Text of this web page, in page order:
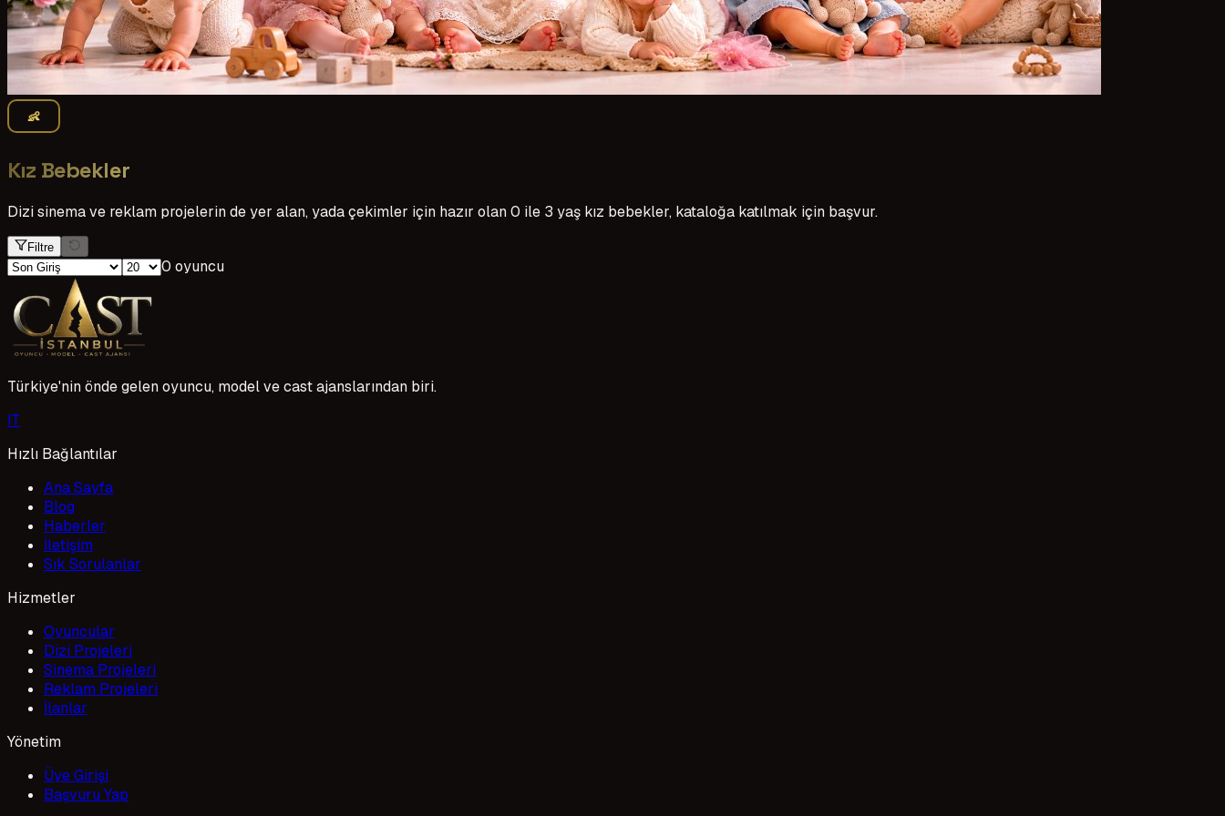
👶
Kız Bebekler
Dizi sinema ve reklam projelerin de yer alan, yada çekimler için hazır olan 0 ile 3 yaş kız bebekler, kataloğa katılmak için başvur.
Filtre
0 oyuncu
Türkiye'nin önde gelen oyuncu, model ve cast ajanslarından biri.
IT
Hızlı Bağlantılar
Ana Sayfa
Blog
Haberler
İletişim
Sık Sorulanlar
Hizmetler
Oyuncular
Dizi Projeleri
Sinema Projeleri
Reklam Projeleri
İlanlar
Yönetim
Üye Girişi
Başvuru Yap